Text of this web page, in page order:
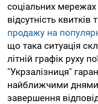
соціальних
відсутність квитків
продажу на
що така ситуація
літній графік руху
"Укрзалізниця"
найближчими днями,
завершення